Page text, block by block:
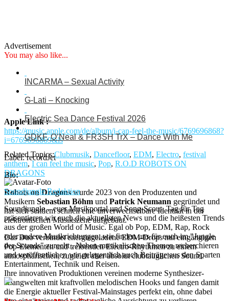
Apple Link :
https://music.apple.com/de/album/i-can-feel-the-music/6769696868?
i=6769696869&ls
Label: recordJet
Bio:
Robots on Dragonswurde 2023 von den Produzenten und
Musikern Sebastian Böhm und Patrick Neumann gegründet und
hat sich seitdem schnell eine unverwechselbare Identität in der
elektronischen Musikszene aufgebaut.
Das Duo verbindet energiegeladene EDM-Drops mit eingängigen
Pop-Elementen und treibenden Electro-Rhythmen zu einem
atmosphärischen, zugleich aber absolut clubtauglichen Sound.
Ihre innovativen Produktionen vereinen moderne Synthesizer-
Klangwelten mit kraftvollen melodischen Hooks und fangen damit
die Energie aktueller Festival-Mainstages perfekt ein, ohne dabei
Advertisement
You may also like...
INCARMA – Sexual Activity
G-Lati – Knocking
Electric Sea Dance Festival 2026
GDKF, O’Neal & FR3SH TrX – Dance With Me
Related Topics:Clubmusik, Dancefloor, EDM, Electro, festival
anthem, I can feel the music, Pop, R.O.D ROBOTS ON
DRAGONS
Soundjungle Redaktion
Soundjungle – euer Musikportal und Song-Scout. Tag für Tag
präsentieren wir euch die aktuellsten News und die heißesten Trends
aus der großen World of Music. Egal ob Pop, EDM, Rap, Rock
oder andere Musikrichtungen, wir finden uns für euch im "Jungle
der Sounds" zurecht . Neben musikalischen Themen recherchieren
und veröffentlichen wir gelegentlich auch Beiträge aus den Sparten
Entertainment, Technik und Reisen.